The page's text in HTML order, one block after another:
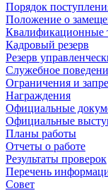
Порядок
Положение о
Квалификационные
Кадровый резерв
Резерв
Служебное
Ограничения и
Награждения
Официальные
Официальные
Планы работы
Отчеты о работе
Результаты проверок
Перечень
Совет